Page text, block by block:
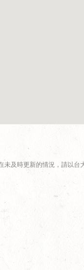
及時更新的情況，請以台